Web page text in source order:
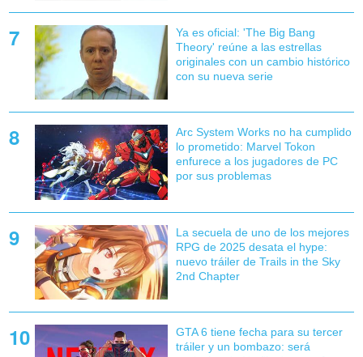
Ya es oficial: 'The Big Bang
Theory' reúne a las estrellas
originales con un cambio histórico
con su nueva serie
Arc System Works no ha cumplido
lo prometido: Marvel Tokon
enfurece a los jugadores de PC
por sus problemas
La secuela de uno de los mejores
RPG de 2025 desata el hype:
nuevo tráiler de Trails in the Sky
2nd Chapter
GTA 6 tiene fecha para su tercer
tráiler y un bombazo: será